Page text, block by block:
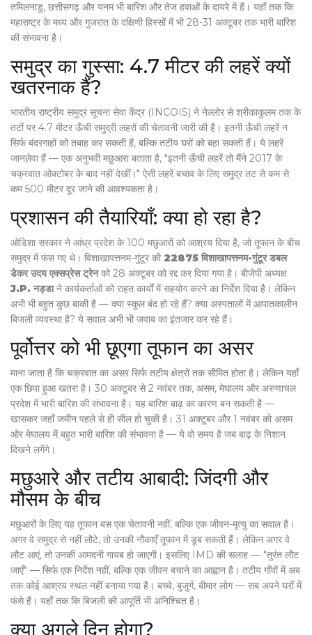
तमिलनाडु, छत्तीसगढ़ और यनमभी बारिश और तेज हवाओं के दायरे में हैं। यहाँ तक कि
महाराष्ट्र के मध्य और गुजरात के दक्षिणी हिस्सों में भी 28-31 अक्टूबर तक भारी बारिश
की संभावना है।
समुद्र का गुस्सा: 4.7 मीटर की लहरें क्यों
खतरनाक हैं?
भारतीय राष्ट्रीय समुद्र सूचना सेवा केंद्र (INCOIS) ने नेल्लोर से श्रीकाकुलम तक के
तटों पर 4.7 मीटर ऊँची समुद्री लहरों की चेतावनी जारी की है। इतनी ऊँची लहरें न
सिर्फ बंदरगाहों को तबाह कर सकती हैं, बल्कि तटीय घरों को बहा सकती हैं। ये लहरें
जानलेवा हैं — एक अनुभवी मछुआरा बताता है, "इतनी ऊँची लहरें तो मैंने 2017 के
चक्रवात ओक्टोबर के बाद नहीं देखीं।" ऐसी लहरें बचाव के लिए समुद्र तट से कम से
कम 500 मीटर दूर जाने की आवश्यकता है।
प्रशासन की तैयारियाँ: क्या हो रहा है?
ओडिशा सरकार ने आंध्र प्रदेश के 100 मछुआरों को आश्रय दिया है, जो तूफान के बीच
समुद्र में फंस गए थे। विशाखापत्तनम-गुंटूर की 22875 विशाखापत्तनम-गुंटूर डबल
डेकर उदय एक्सप्रेस ट्रेनको 28 अक्टूबर को रद्द कर दिया गया है। बीजेपी अध्यक्ष
J.P. नड्डाने कार्यकर्ताओं को राहत कार्यों में सहयोग करने का निर्देश दिया है। लेकिन
अभी भी बहुत कुछ बाकी है — क्या स्कूल बंद हो रहे हैं? क्या अस्पतालों में आपातकालीन
बिजली व्यवस्था है? ये सवाल अभी भी जवाब का इंतजार कर रहे हैं।
पूर्वोत्तर को भी छूएगा तूफान का असर
माना जाता है कि चक्रवात का असर सिर्फ तटीय क्षेत्रों तक सीमित होता है। लेकिन यहाँ
एक छिपा हुआ खतरा है। 30 अक्टूबर से 2 नवंबर तक, असम, मेघालय और अरुणाचल
प्रदेश में भारी बारिश की संभावना है। यह बारिश बाढ़ का कारण बन सकती है —
खासकर जहाँ जमीन पहले से ही सील हो चुकी है। 31 अक्टूबर और 1 नवंबर को असम
और मेघालय में बहुत भारी बारिश की संभावना है — ये वो समय है जब बाढ़ के निशान
दिखने लगेंगे।
मछुआरे और तटीय आबादी: जिंदगी और
मौसम के बीच
मछुआरों के लिए यह तूफान बस एक चेतावनी नहीं, बल्कि एक जीवन-मृत्यु का सवाल है।
अगर वे समुद्र से नहीं लौटे, तो उनकी नौकाएँ तूफान में डूब सकती हैं। लेकिन अगर वे
लौट आएं, तो उनकी आमदनी गायब हो जाएगी। इसलिए IMD की सलाह — "तुरंत लौट
जाएँ" — सिर्फ एक निर्देश नहीं, बल्कि एक जीवन बचाने का आह्वान है। तटीय गाँवों में अब
तक कोई आश्रय स्थल नहीं बनाया गया है। बच्चे, बुजुर्ग, बीमार लोग — सब अपने घरों में
फंसे हैं। यहाँ तक कि बिजली की आपूर्ति भी अनिश्चित है।
क्या अगले दिन होगा?